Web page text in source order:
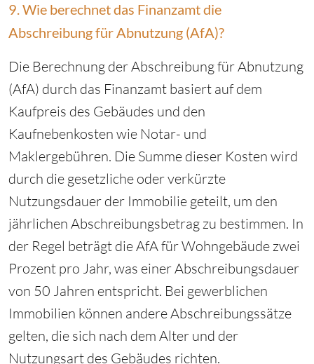
9. Wie berechnet das Finanzamt die
Abschreibung für Abnutzung (AfA)?
Die Berechnung der Abschreibung für Abnutzung
(AfA) durch das Finanzamt basiert auf dem
Kaufpreis des Gebäudes und den
Kaufnebenkosten wie Notar- und
Maklergebühren. Die Summe dieser Kosten wird
durch die gesetzliche oder verkürzte
Nutzungsdauer der Immobilie geteilt, um den
jährlichen Abschreibungsbetrag zu bestimmen. In
der Regel beträgt die AfA für Wohngebäude zwei
Prozent pro Jahr, was einer Abschreibungsdauer
von 50 Jahren entspricht. Bei gewerblichen
Immobilien können andere Abschreibungssätze
gelten, die sich nach dem Alter und der
Nutzungsart des Gebäudes richten.